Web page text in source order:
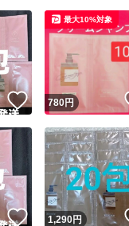
いいね！
780円
最大10%対象
いいね！
1,290円